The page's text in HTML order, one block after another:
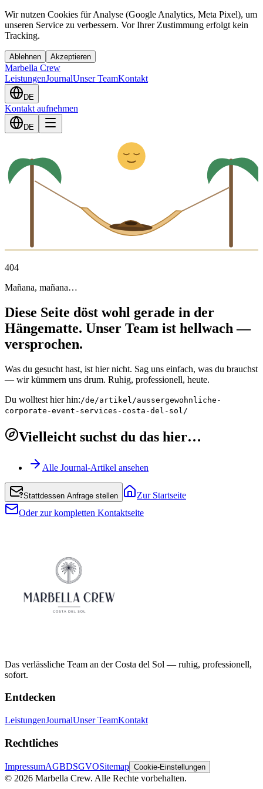
Wir nutzen Cookies für Analyse (Google Analytics, Meta Pixel), um
unseren Service zu verbessern. Vor Ihrer Zustimmung erfolgt kein
Tracking.
Ablehnen Akzeptieren
Marbella Crew
LeistungenJournalUnser TeamKontakt
DE
Kontakt aufnehmen
DE
404
Mañana, mañana…
Diese Seite döst wohl gerade in der
Hängematte. Unser Team ist hellwach —
versprochen.
Was du gesucht hast, ist hier nicht. Sag uns einfach, was du brauchst
— wir kümmern uns drum. Ruhig, professionell, heute.
Du wolltest hier hin: /de/artikel/aussergewohnliche-
corporate-event-services-costa-del-sol/
Vielleicht suchst du das hier…
Alle Journal-Artikel ansehen
Stattdessen Anfrage stellen
Zur Startseite
Oder zur kompletten Kontaktseite
Das verlässliche Team an der Costa del Sol — ruhig, professionell,
sofort.
Entdecken
LeistungenJournalUnser TeamKontakt
Rechtliches
ImpressumAGBDSGVOSitemap Cookie-Einstellungen
© 2026 Marbella Crew. Alle Rechte vorbehalten.